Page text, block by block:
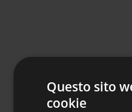
Questo sito
cookie